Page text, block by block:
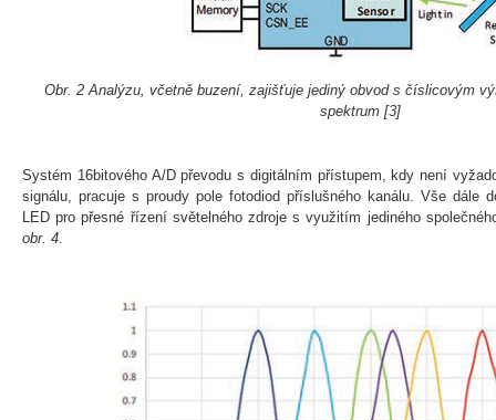
Obr. 2 Analýzu, včetně buzení, zajišťuje jediný obvod s číslicovým
spektrum [3]
Systém 16bitového A/D převodu s digitálním přístupem, kdy není
signálu, pracuje s proudy pole fotodiod příslušného kanálu. Vše dále
LED pro přesné řízení světelného zdroje s využitím jediného
obr. 4